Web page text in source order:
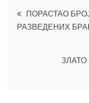
Кретање
чланка
ПОРАСТАО
РАЗВЕДЕНИХ